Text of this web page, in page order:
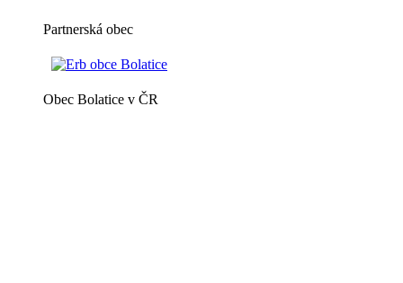
Partnerská obec
Obec Bolatice v ČR